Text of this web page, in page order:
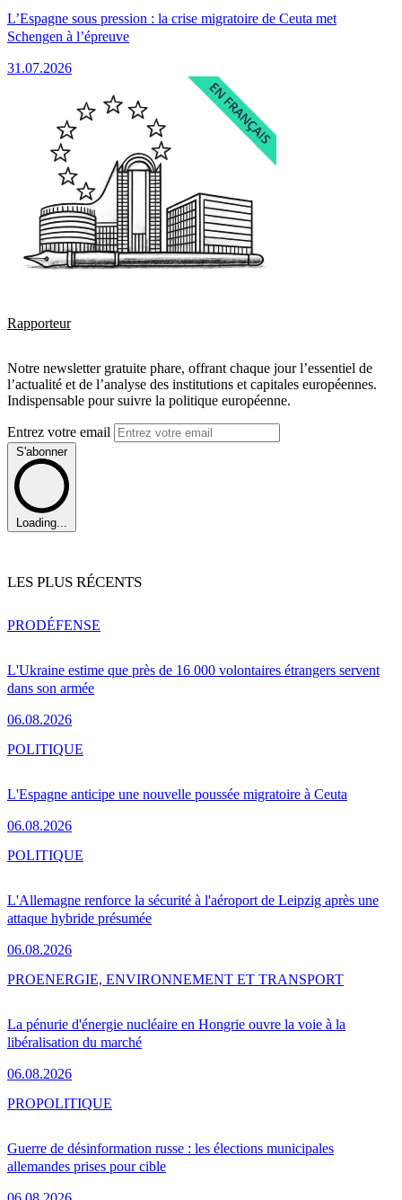
L’Espagne sous pression : la crise migratoire de Ceuta met
Schengen à l’épreuve
31.07.2026
Rapporteur
Notre newsletter gratuite phare, offrant chaque jour l’essentiel de
l’actualité et de l’analyse des institutions et capitales européennes.
Indispensable pour suivre la politique européenne.
Entrez votre email
S'abonner
Loading...
LES PLUS RÉCENTS
L'Ukraine estime que près de 16 000 volontaires étrangers servent
dans son armée
06.08.2026
PRODÉFENSE
L'Espagne anticipe une nouvelle poussée migratoire à Ceuta
06.08.2026
POLITIQUE
L'Allemagne renforce la sécurité à l'aéroport de Leipzig après une
attaque hybride présumée
06.08.2026
POLITIQUE
La pénurie d'énergie nucléaire en Hongrie ouvre la voie à la
libéralisation du marché
06.08.2026
PROENERGIE, ENVIRONNEMENT ET TRANSPORT
Guerre de désinformation russe : les élections municipales
allemandes prises pour cible
PROPOLITIQUE